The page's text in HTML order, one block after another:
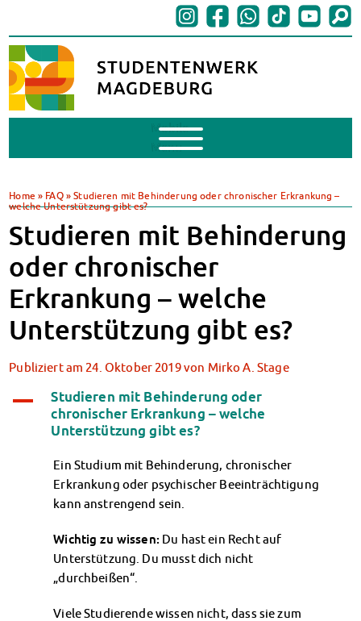
Mobile
Menu
BAföG beantragen
BAföG-FAQs
Dokumente
BAföG-Sprechstunden
Kredite & Stipendien
AnsprechpartnerInnen
Mensen & Cafeterien
Heute in unseren Mensen
Klimabewusst essen
Mensa-FAQs
CampusCatering
MensaFeedback
Wohnen
Wohnheime im Überblick
Wohnheime in Magdeburg
Wohnheime in Wernigerode
Wohnheimantrag & -service
MIT einander – FÜR einander
Schadensmeldung
Home » FAQ»Studieren mit Behinderung oder chronischer Erkrankung –
welche Unterstützung gibt es?
Studieren mit Behinderung
oder chronischer
Erkrankung – welche
Unterstützung gibt es?
Publiziert am 24. Oktober 2019von Mirko A. Stage
A
Studieren mit Behinderung oder
chronischer Erkrankung – welche
Unterstützung gibt es?
Ein Studium mit Behinderung, chronischer
Erkrankung oder psychischer Beeinträchtigung
kann anstrengend sein.
Wichtig zu wissen: Du hast ein Recht auf
Unterstützung. Du musst dich nicht
„durchbeißen“.
Viele Studierende wissen nicht, dass sie zum